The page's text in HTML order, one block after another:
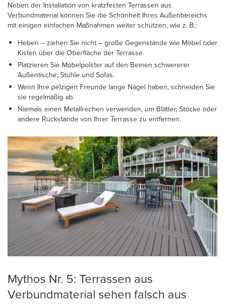
Neben der Installation von kratzfesten Terrassen aus
Verbundmaterial können Sie die Schönheit Ihres Außenbereichs
mit einigen einfachen Maßnahmen weiter schützen, wie z. B.:
Heben – ziehen Sie nicht – große Gegenstände wie Möbel oder
Kisten über die Oberfläche der Terrasse.
Platzieren Sie Möbelpolster auf den Beinen schwererer
Außentische, Stühle und Sofas.
Wenn Ihre pelzigen Freunde lange Nägel haben, schneiden Sie
sie regelmäßig ab.
Niemals einen Metallrechen verwenden, um Blätter, Stöcke oder
andere Rückstände von Ihrer Terrasse zu entfernen.
Mythos Nr. 5: Terrassen aus
Verbundmaterial sehen falsch aus